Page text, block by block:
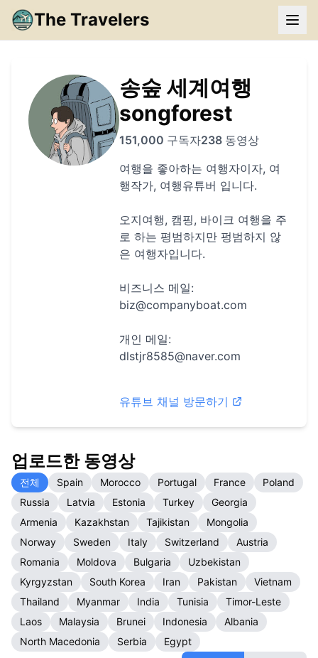
The Travelers
송숲 세계여행
songforest
151,000 구독자238 동영상
여행을 좋아하는 여행자이자, 여
행작가, 여행유튜버 입니다.
오지여행, 캠핑, 바이크 여행을 주
로 하는 평범하지만 펑범하지 않
은 여행자입니다.
비즈니스 메일:
biz@companyboat.com
개인 메일:
dlstjr8585@naver.com
유튜브 채널 방문하기
업로드한 동영상
전체 Spain Morocco Portugal France
Poland
Russia
Latvia Estonia Turkey
Georgia
Armenia
Kazakhstan Tajikistan
Mongolia
Norway
Sweden Italy Switzerland
Austria
Romania
Moldova Bulgaria
Uzbekistan
Kyrgyzstan
South Korea Iran Pakistan
Vietnam
Thailand
Myanmar India Tunisia
Timor-Leste
Laos
Malaysia Brunei Indonesia
Albania
North Macedonia
Serbia Egypt